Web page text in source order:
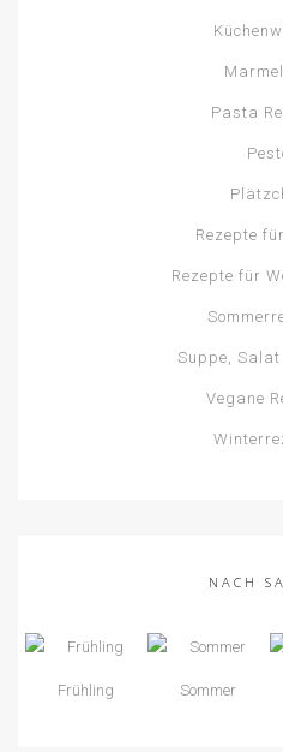
Pasta
Rezepte
Rezepte für
Suppe,
Vegane
NACH
Frühling Sommer